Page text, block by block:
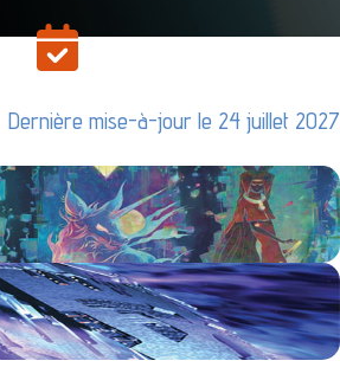
Dernière mise-à-jour le 24 juillet 2027